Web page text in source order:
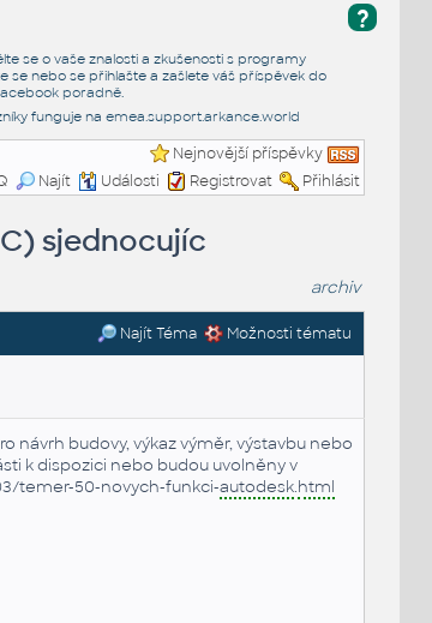
?
se o vaše znalosti a zkušenosti s programy
se nebo se přihlašte a zašlete váš příspěvek do
poradně.
funguje na emea.support.arkance.world
Nejnovější příspěvky
Najít Události Registrovat Přihlásit
sjednocujíc
archiv
Najít Téma Možnosti tématu
návrh budovy, výkaz výměr, výstavbu nebo
k dispozici nebo budou uvolněny v
temer-50-novych-funkci-autodesk.html